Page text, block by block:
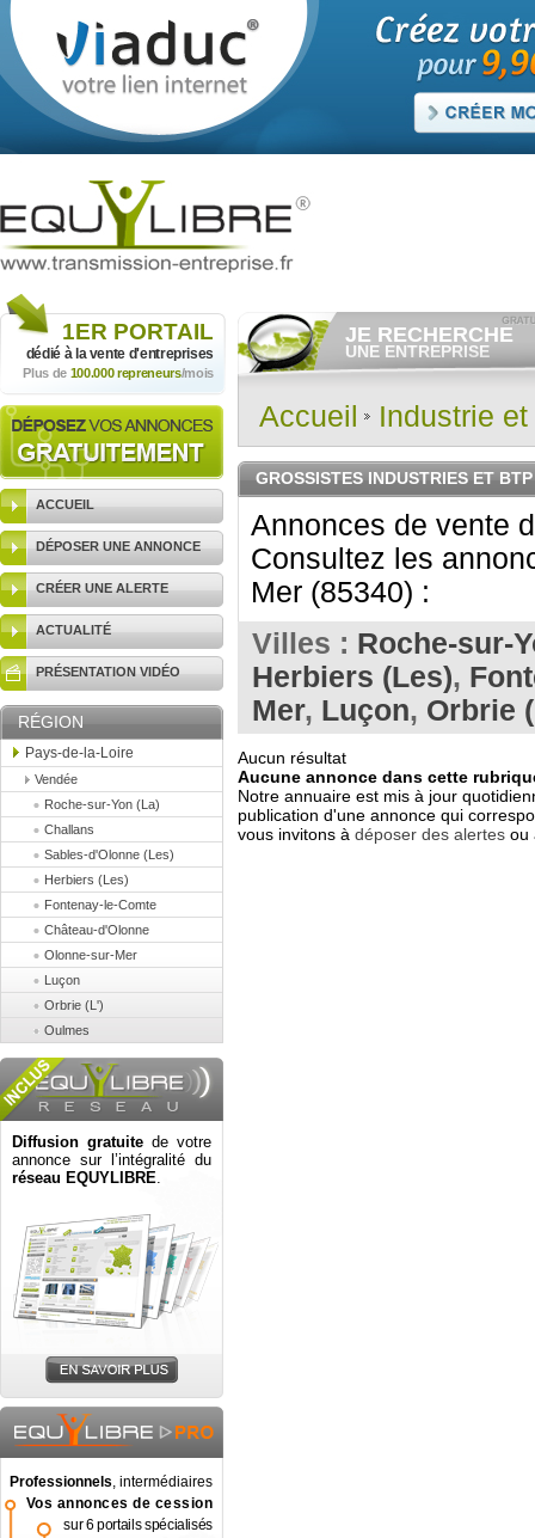
1ER PORTAIL
dédié à la vente d'entreprises
Plus de 100.000 repreneurs/mois
ACCUEIL
DÉPOSER UNE ANNONCE
CRÉER UNE ALERTE
ACTUALITÉ
PRÉSENTATION VIDÉO
RÉGION
Pays-de-la-Loire
Vendée
Roche-sur-Yon (La)
Challans
Sables-d'Olonne (Les)
Herbiers (Les)
Fontenay-le-Comte
Château-d'Olonne
Olonne-sur-Mer
Luçon
Orbrie (L')
Oulmes
Diffusion gratuite de votre
annonce sur l’intégralité du
réseau EQUYLIBRE.
Professionnels, intermédiaires
Vos annonces de cession
sur 6 portails spécialisés
JE RECHERCHE
UNE ENTREPRISE
Consulter gratuitementles
vendre.
Et/ou déposergratuitement
RECHERCHER UNE
ANNONCE
Accueil Industrie
GROSSISTES INDUSTRIES ET
Annonces de vente
Consultez les
Mer (85340) :
Villes : Roche-sur-
Herbiers (Les),
Mer, Luçon, Orbrie
Aucun résultat
Aucune annonce dans cette
Notre annuaire est mis à jour
publication d'une annonce qui
vous invitons à déposer des alertes ou